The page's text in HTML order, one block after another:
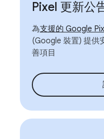
Pixel 更新公
為支援的 Google
(Google 裝置) 提供
善項目